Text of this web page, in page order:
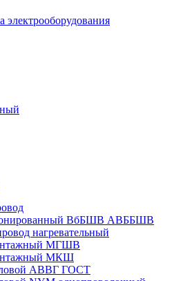
ВбБШВ АВББШВ
нагревательный
МГШВ
МКШ
АВВГ ГОСТ